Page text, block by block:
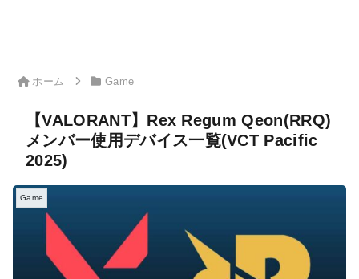
ホーム Game
【VALORANT】Rex Regum Qeon(RRQ)
メンバー使用デバイス一覧(VCT Pacific
2025)
Game